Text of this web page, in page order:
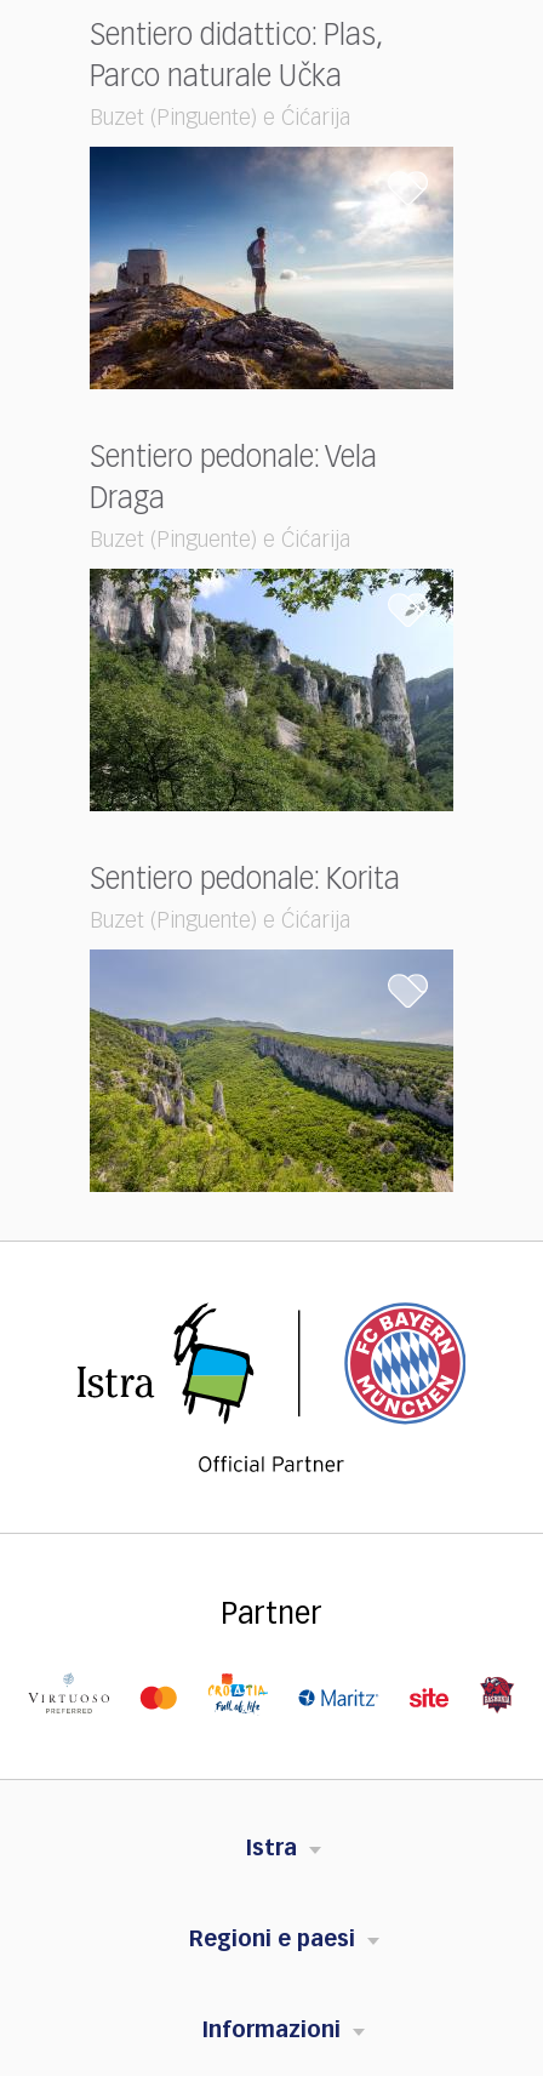
Sentiero didattico: Plas,
Parco naturale Učka
Buzet (Pinguente) e Ćićarija
Sentiero pedonale: Vela
Draga
Buzet (Pinguente) e Ćićarija
Sentiero pedonale: Korita
Buzet (Pinguente) e Ćićarija
Partner
Istra
Regioni e paesi
Informazioni